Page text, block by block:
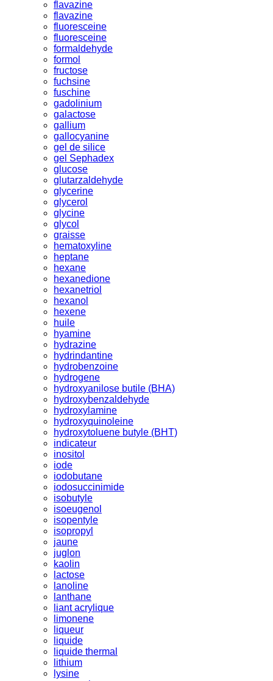
flavazine
flavazine
fluoresceine
fluoresceine
formaldehyde
formol
fructose
fuchsine
fuschine
gadolinium
galactose
gallium
gallocyanine
gel de silice
gel Sephadex
glucose
glutarzaldehyde
glycerine
glycerol
glycine
glycol
graisse
hematoxyline
heptane
hexane
hexanedione
hexanetriol
hexanol
hexene
huile
hyamine
hydrazine
hydrindantine
hydrobenzoine
hydrogene
hydroxyanilose butile (BHA)
hydroxybenzaldehyde
hydroxylamine
hydroxyquinoleine
hydroxytoluene butyle (BHT)
indicateur
inositol
iode
iodobutane
iodosuccinimide
isobutyle
isoeugenol
isopentyle
isopropyl
jaune
juglon
kaolin
lactose
lanoline
lanthane
liant acrylique
limonene
liqueur
liquide
liquide thermal
lithium
lysine